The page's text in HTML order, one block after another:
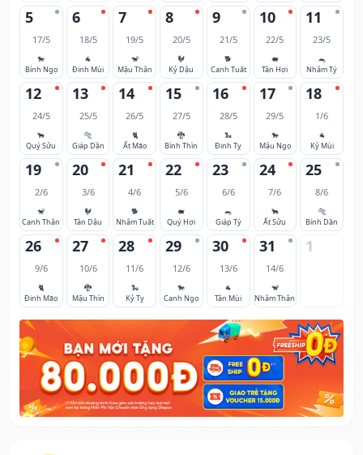
5
17/5
🐎
Bính Ngọ
6
18/5
🐐
Đinh Mùi
7
19/5
🐒
Mậu Thân
8
20/5
🐓
Kỷ Dậu
9
21/5
🐕
Canh Tuất
10
22/5
🐖
Tân Hợi
11
23/5
🐀
Nhâm Tý
12
24/5
🐂
Quý Sửu
13
25/5
🐅
Giáp Dần
14
26/5
🐈
Ất Mão
15
27/5
🐉
Bính Thìn
16
28/5
🐍
Đinh Tỵ
17
29/5
🐎
Mậu Ngọ
18
1/6
🐐
Kỷ Mùi
19
2/6
🐒
Canh Thân
20
3/6
🐓
Tân Dậu
21
4/6
🐕
Nhâm Tuất
22
5/6
🐖
Quý Hợi
23
6/6
🐀
Giáp Tý
24
7/6
🐂
Ất Sửu
25
8/6
🐅
Bính Dần
26
9/6
🐈
Đinh Mão
27
10/6
🐉
Mậu Thìn
28
11/6
🐍
Kỷ Tỵ
29
12/6
🐎
Canh Ngọ
30
13/6
🐐
Tân Mùi
31
14/6
🐒
Nhâm Thân
1